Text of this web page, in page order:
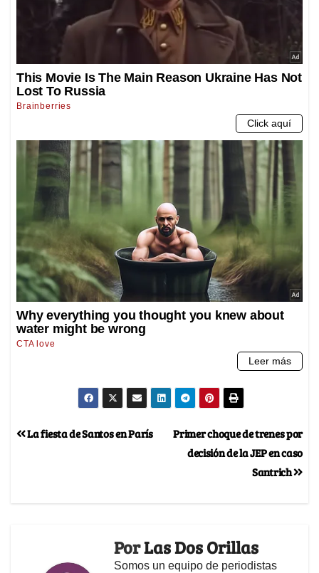
Primer choque de trenes por
decisión de la JEP en caso
Santrich
La fiesta de Santos en París
PorLas Dos Orillas
Somos un equipo de periodistas